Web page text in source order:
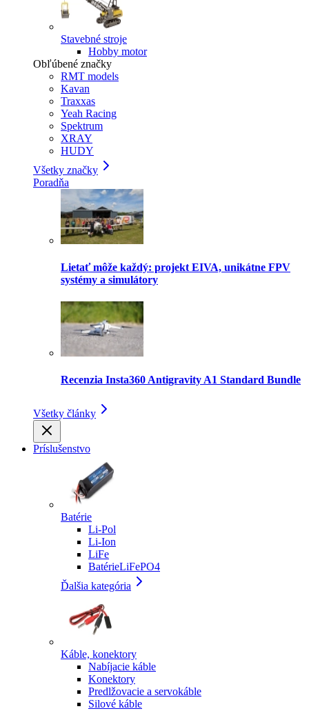
Stavebné stroje
Hobby motor
Obľúbené značky
RMT models
Kavan
Traxxas
Yeah Racing
Spektrum
XRAY
HUDY
Všetky značky
Poradňa
Lietať môže každý: projekt EIVA, unikátne FPV
systémy a simulátory
Recenzia Insta360 Antigravity A1 Standard Bundle
Všetky články
Príslušenstvo
Batérie
Li-Pol
Li-Ion
LiFe
BatérieLiFePO4
Ďalšia kategória
Káble, konektory
Nabíjacie káble
Konektory
Predlžovacie a servokáble
Silové káble